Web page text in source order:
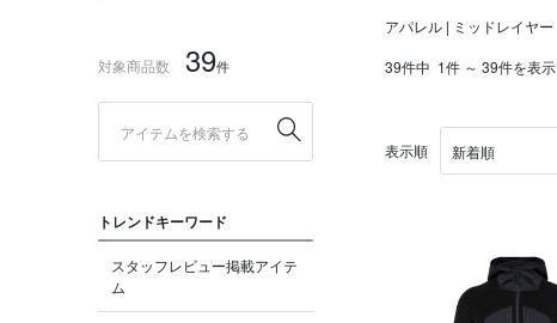
対象商品数 39件
トレンドキーワード
スタッフレビュー掲載アイテ
ム
アパレル | ミッドレイヤー
39件中 1件 ～ 39件を表示
表示順